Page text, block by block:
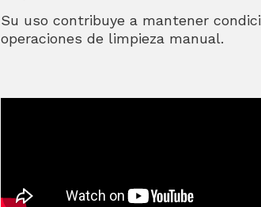
Su uso contribuye a mantener
operaciones de limpieza manual.